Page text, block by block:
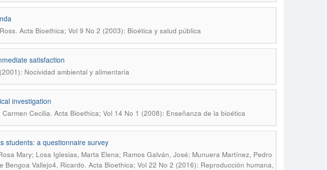
. Acta Bioethica; Vol 9 No 2 (2003): Bioética y salud pública
satisfaction
Nocividad ambiental y alimentaria
investigation
Cecilia. Acta Bioethica; Vol 14 No 1 (2008): Enseñanza de la bioética
students: a questionnaire survey
Mary; Losa Iglesias, Marta Elena; Ramos Galván, José; Munuera Martínez, Pedro
Bengoa Vallejo4, Ricardo. Acta Bioethica; Vol 22 No 2 (2016): Reproducción humana,